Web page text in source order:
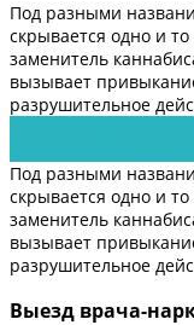
Под разными
скрывается одно и
заменитель
вызывает
разрушительное
Под разными
скрывается одно и
заменитель
вызывает
разрушительное
Выезд врача-